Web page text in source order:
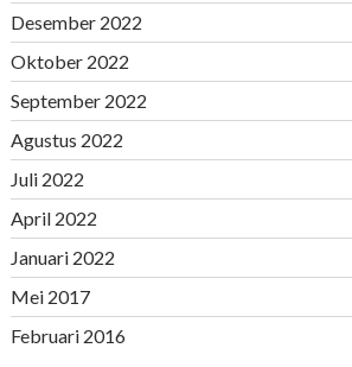
Desember 2022
Oktober 2022
September 2022
Agustus 2022
Juli 2022
April 2022
Januari 2022
Mei 2017
Februari 2016